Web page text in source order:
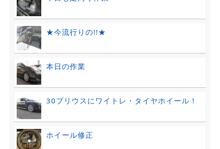
★今流行りの!!★
本日の作業
30プリウスにワイトレ・タイヤホイール！
ホイール修正